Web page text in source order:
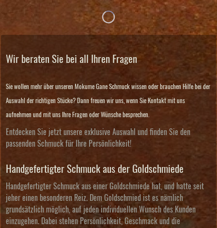
Wir beraten Sie bei all Ihren Fragen
Sie wollen mehr über unseren Mokume Gane Schmuck wissen oder brauchen Hilfe bei der
Auswahl der richtigen Stücke? Dann freuen wir uns, wenn Sie Kontakt mit uns
aufnehmen und mit uns Ihre Fragen oder Wünsche besprechen.
Entdecken Sie jetzt unsere exklusive Auswahl und finden Sie den
passenden Schmuck für Ihre Persönlichkeit!
Handgefertigter Schmuck aus der Goldschmiede
Handgefertigter Schmuck aus einer Goldschmiede hat, und hatte seit
jeher einen besonderen Reiz. Dem Goldschmied ist es nämlich
grundsätzlich möglich, auf jeden individuellen Wunsch des Kunden
einzugehen. Dabei stehen Persönlichkeit, Geschmack und die